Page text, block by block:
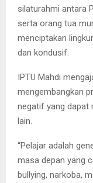
silaturahmi antara
serta orang tua
menciptakan
dan kondusif.
IPTU Mahdi
mengembangkan
negatif yang dapat
lain.
“Pelajar adalah
masa depan yang
bullying, narkoba,